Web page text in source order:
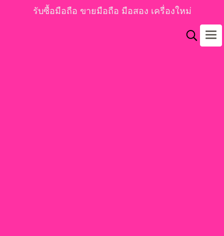
รับซื้อมือถือ ขายมือถือ มือสอง เครื่องใหม่